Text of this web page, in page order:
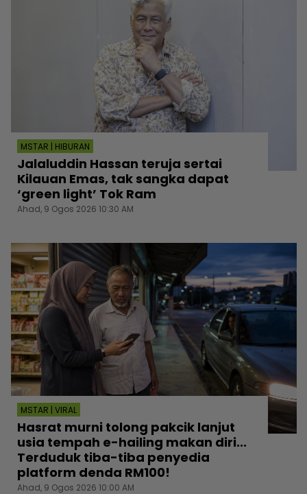
MSTAR | HIBURAN
Jalaluddin Hassan teruja sertai
Kilauan Emas, tak sangka dapat
‘green light’ Tok Ram
Ahad, 9 Ogos 2026 10:30 AM
MSTAR | VIRAL
Hasrat murni tolong pakcik lanjut
usia tempah e-hailing makan diri...
Terduduk tiba-tiba penyedia
platform denda RM100!
Ahad, 9 Ogos 2026 10:00 AM